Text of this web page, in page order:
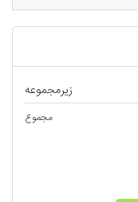
زیرمجموعه
مجموع